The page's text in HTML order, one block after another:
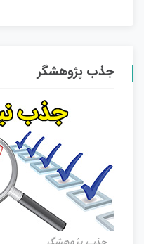
جذب پژوهشگر